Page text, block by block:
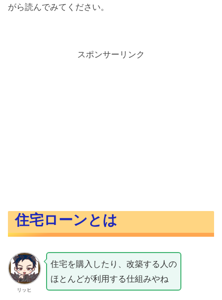
がら読んでみてください。
スポンサーリンク
住宅ローンとは
リッヒ
住宅を購入したり、改築する人の
ほとんどが利用する仕組みやね